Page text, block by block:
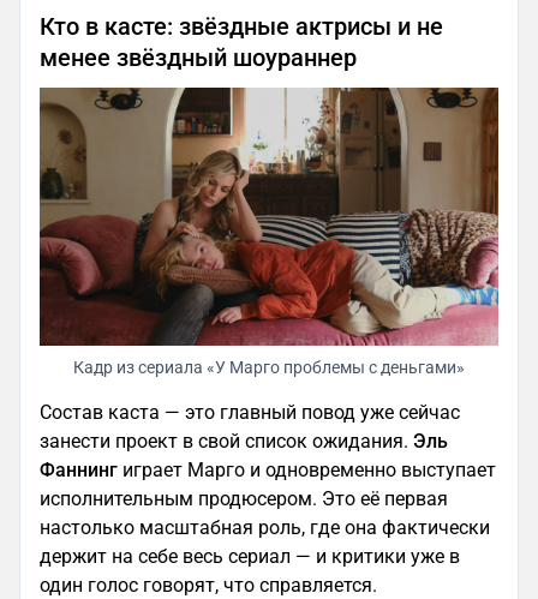
Кто в касте: звёздные актрисы и не
менее звёздный шоураннер
Кадр из сериала «У Марго проблемы с деньгами»
Состав каста — это главный повод уже сейчас
занести проект в свой список ожидания. Эль
Фаннинг играет Марго и одновременно выступает
исполнительным продюсером. Это её первая
настолько масштабная роль, где она фактически
держит на себе весь сериал — и критики уже в
один голос говорят, что справляется.